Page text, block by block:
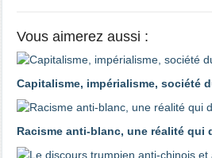
Vous aimerez aussi :
Capitalisme, impérialisme, société
Racisme anti-blanc, une réalité qui